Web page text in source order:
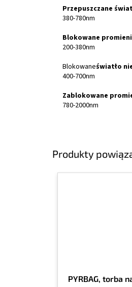
Produkty
PYRBAG, torba
Przepuszczane
380-780nm
Blokowane
200-380nm
Blokowaneświatło
400-700nm
Zablokowane
780-2000nm